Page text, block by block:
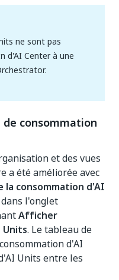
ne sont pas
d'AI Center à une
consommation
et des vues
a été améliorée avec
la consommation d'AI
l'onglet
Afficher
Units. Le tableau de
d'AI
Units entre les